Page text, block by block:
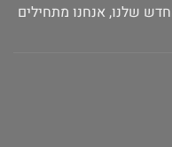
שלנו, אנחנו מתחילים